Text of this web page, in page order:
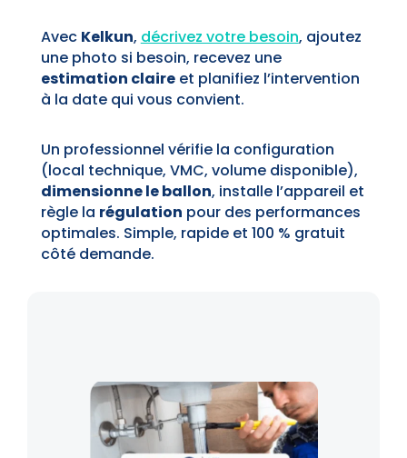
Avec Kelkun, décrivez votre besoin, ajoutez
une photo si besoin, recevez une
estimation claireet planifiez l’intervention
à la date qui vous convient.
Un professionnel vérifie la configuration
(local technique, VMC, volume disponible),
dimensionne le ballon, installe l’appareil et
règle la régulation pour des performances
optimales. Simple, rapide et 100 % gratuit
côté demande.